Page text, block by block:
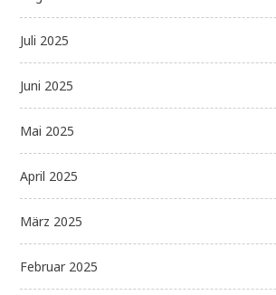
Juli 2025
Juni 2025
Mai 2025
April 2025
März 2025
Februar 2025